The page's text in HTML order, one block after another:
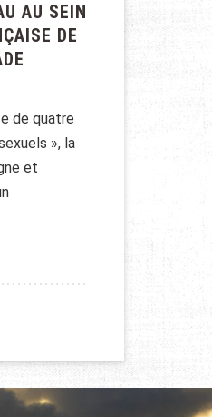
AU SEIN
DE
de quatre
», la
et
» AU AU SEIN DE LA FÉDÉRATION